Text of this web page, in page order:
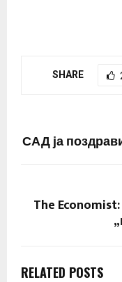
партнерство како
SHARE
САД ја
The
RELATED POSTS